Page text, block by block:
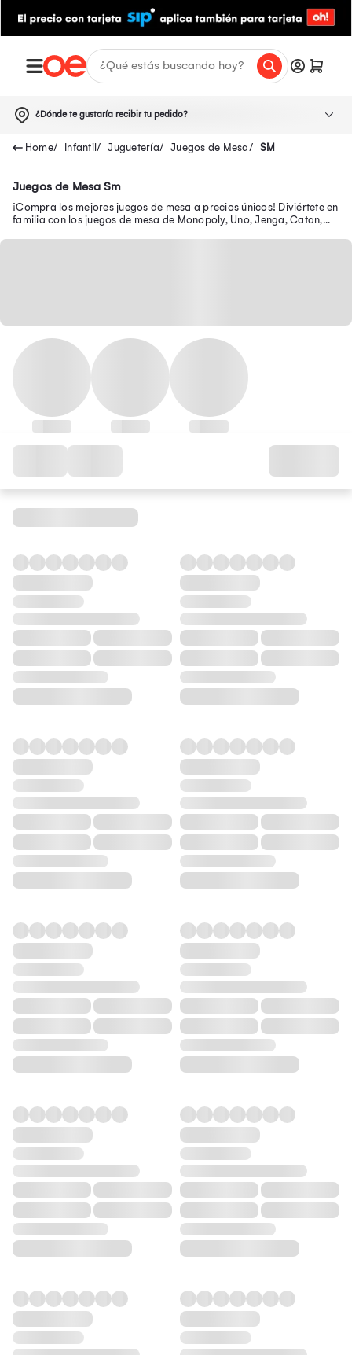
¿Dónde te gustaría recibir tu pedido?
Infantil Juguetería Juegos de Mesa SM
Juegos de Mesa Sm
¡Compra los mejores juegos de mesa a precios únicos! Diviértete en
familia con los juegos de mesa de Monopoly, Uno, Jenga, Catan,